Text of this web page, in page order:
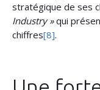
stratégique de ses
Industry »qui
chiffres[8].